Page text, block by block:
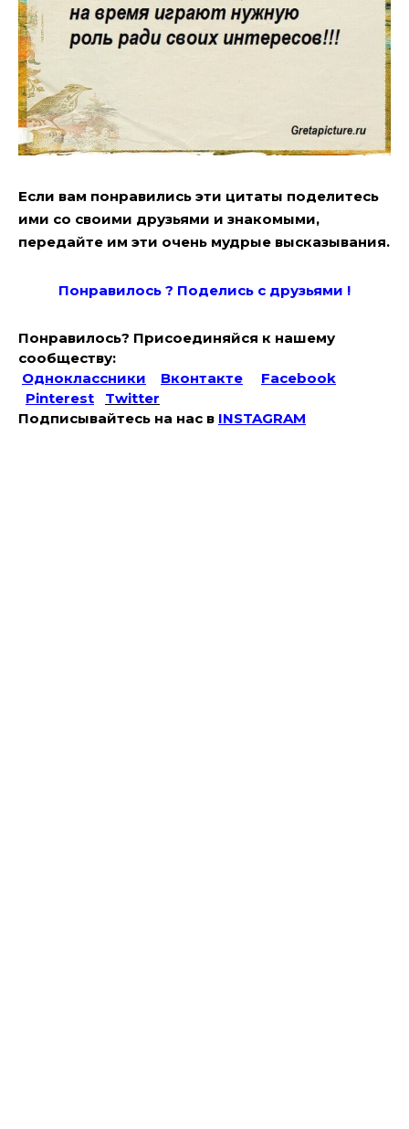
Если вам понравились эти цитаты поделитесь
ими со своими друзьями и знакомыми,
передайте им эти очень мудрые высказывания.
Понравилось ? Поделись с друзьями !
Понравилось? Присоединяйся к нашему
сообществу:
Одноклассники
Вконтакте
Facebook
Pinterest
Twitter
Подписывайтесь на наc в INSTAGRAM